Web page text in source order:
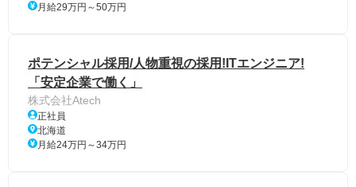
月給29万円～50万円
ポテンシャル採用/人物重視の採用!ITエンジニア!
「安定企業で働く」
株式会社Atech
正社員
北海道
月給24万円～34万円